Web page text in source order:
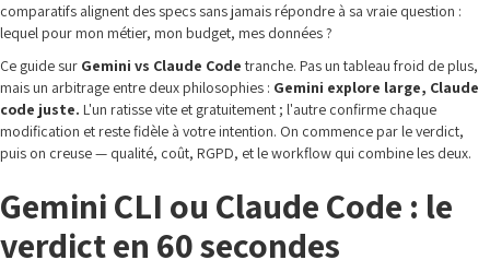
comparatifs alignent des specs sans jamais répondre à sa vraie question :
lequel pour mon métier, mon budget, mes données ?
Ce guide sur Gemini vs Claude Codetranche. Pas un tableau froid de plus,
mais un arbitrage entre deux philosophies : Gemini explore large, Claude
code juste. L'un ratisse vite et gratuitement ; l'autre confirme chaque
modification et reste fidèle à votre intention. On commence par le verdict,
puis on creuse — qualité, coût, RGPD, et le workflow qui combine les deux.
Gemini CLI ou Claude Code : le
verdict en 60 secondes